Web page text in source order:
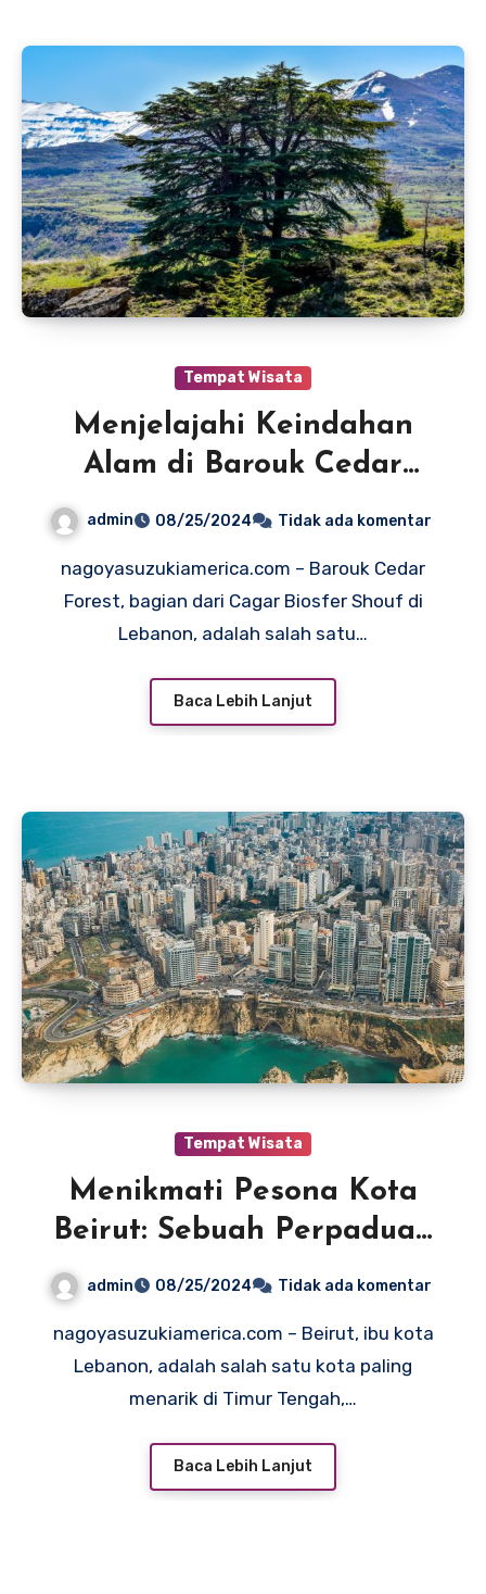
Tempat Wisata
Menjelajahi Keindahan
Alam di Barouk Cedar
admin 08/25/2024 Tidak ada komentar
nagoyasuzukiamerica.com – Barouk Cedar
Forest, bagian dari Cagar Biosfer Shouf di
Lebanon, adalah salah satu…
Baca Lebih Lanjut
Tempat Wisata
Menikmati Pesona Kota
Beirut: Sebuah Perpaduan
Modern dan Tradisional
admin 08/25/2024 Tidak ada komentar
nagoyasuzukiamerica.com – Beirut, ibu kota
Lebanon, adalah salah satu kota paling
menarik di Timur Tengah,…
Baca Lebih Lanjut